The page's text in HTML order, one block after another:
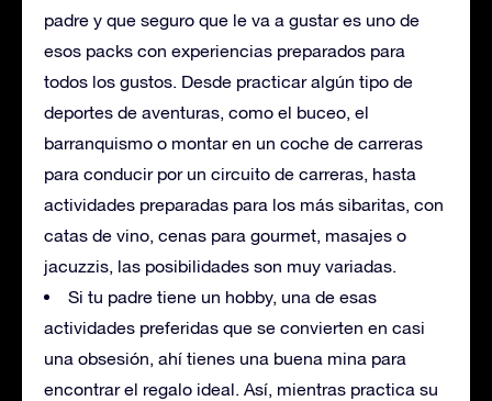
padre y que seguro que le va a gustar es uno de
esos packs con experiencias preparados para
todos los gustos. Desde practicar algún tipo de
deportes de aventuras, como el buceo, el
barranquismo o montar en un coche de carreras
para conducir por un circuito de carreras, hasta
actividades preparadas para los más sibaritas, con
catas de vino, cenas para gourmet, masajes o
jacuzzis, las posibilidades son muy variadas.
Si tu padre tiene un hobby, una de esas
actividades preferidas que se convierten en casi
una obsesión, ahí tienes una buena mina para
encontrar el regalo ideal. Así, mientras practica su